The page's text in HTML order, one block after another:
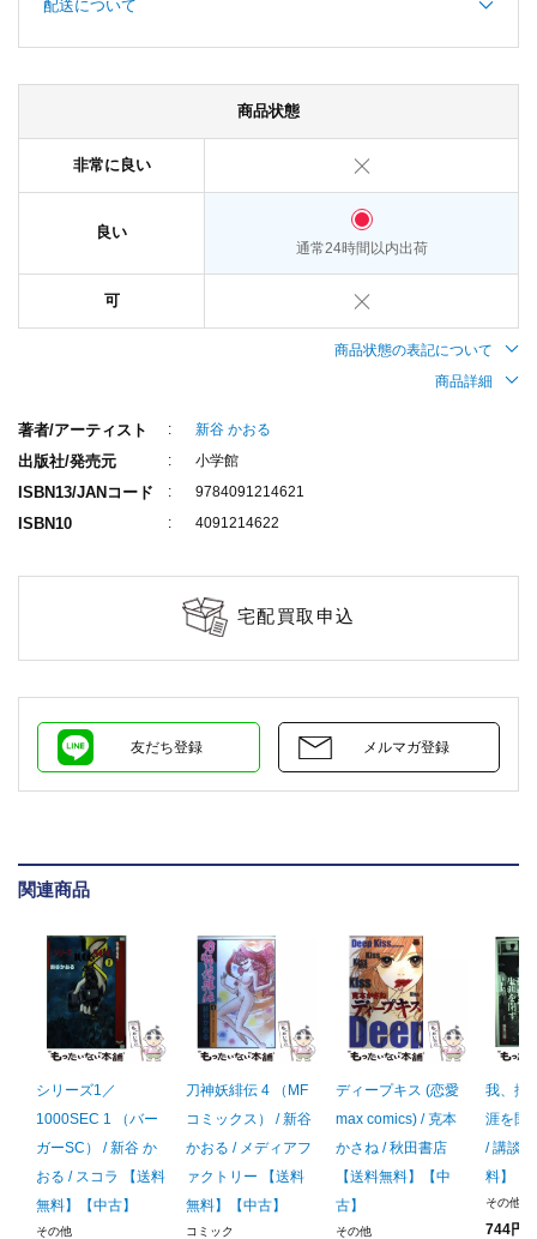
配送について
商品状態
非常に良い
良い
通常24時間以内出荷
可
商品状態の表記について
商品詳細
著者/アーティスト 新谷 かおる
出版社/発売元 小学館
ISBN13/JANコード 9784091214621
ISBN10 4091214622
宅配買取申込
友だち登録 メルマガ登録
関連商品
シリーズ1／
1000SEC 1 （バー
ガーSC） / 新谷 か
おる / スコラ 【送料
無料】【中古】
その他
刀神妖緋伝 4 （MF
コミックス） / 新谷
かおる / メディアフ
ァクトリー 【送料
無料】【中古】
コミック
ディープキス (恋愛
max comics) / 克本
かさね / 秋田書店
【送料無料】【中
古】
その他
我、拗
涯を閉
/ 講談
料】【
その他
744円